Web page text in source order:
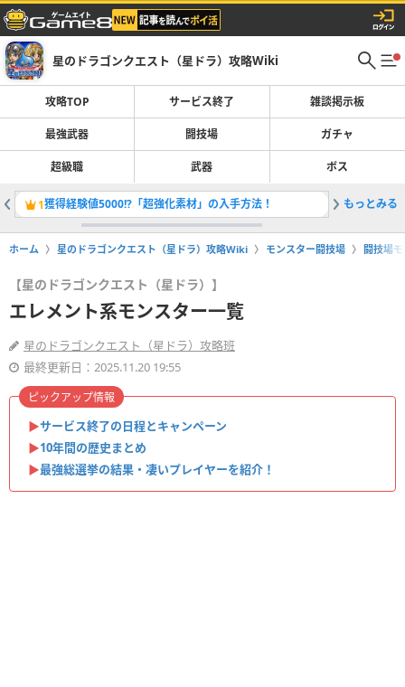
星のドラゴンクエスト（星ドラ）攻略Wiki
攻略TOP サービス終了 雑談掲示板
最強武器 闘技場 ガチャ
超級職 武器 ボス
1獲得経験値5000!?「超強化素材」の入手方法！ 2「ザバ
もっとみる
ホーム 星のドラゴンクエスト（星ドラ）攻略Wiki モンスター闘技場 闘技場
【星のドラゴンクエスト（星ドラ）】
エレメント系モンスター一覧
星のドラゴンクエスト（星ドラ）攻略班
最終更新日：2025.11.20 19:55
▶︎サービス終了の日程とキャンペーン
▶︎10年間の歴史まとめ
▶︎最強総選挙の結果・凄いプレイヤーを紹介！
ピックアップ情報